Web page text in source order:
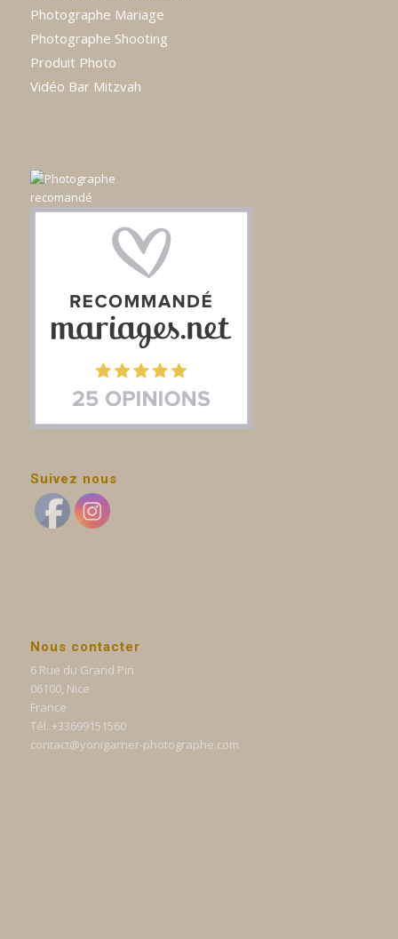
Photographe Mariage
Photographe Shooting
Produit Photo
Vidéo Bar Mitzvah
Suivez nous
Nous contacter
6 Rue du Grand Pin
06100, Nice
France
Tél. +33699151560
contact@yonigarner-photographe.com